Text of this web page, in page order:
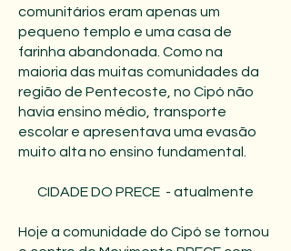
comunitários eram apenas um
pequeno templo e uma casa de
farinha abandonada. Como na
maioria das muitas comunidades da
região de Pentecoste, no Cipó não
havia ensino médio, transporte
escolar e apresentava uma evasão
muito alta no ensino fundamental.
CIDADE DO PRECE - atualmente
Hoje a comunidade do Cipó se tornou